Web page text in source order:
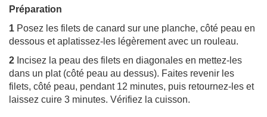
Préparation
1 Posez les filets de canard sur une planche, côté peau en
dessous et aplatissez-les légèrement avec un rouleau.
2 Incisez la peau des filets en diagonales en mettez-les
dans un plat (côté peau au dessus). Faites revenir les
filets, côté peau, pendant 12 minutes, puis retournez-les et
laissez cuire 3 minutes. Vérifiez la cuisson.